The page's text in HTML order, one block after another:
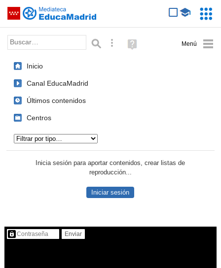
Saltar navegación
Palabra o frase: Búsqueda avanzada
Ayuda
(en
Inicio
Canal EducaMadrid
Últimos contenidos
Centros
Inicia sesión para aportar contenidos, crear listas de
reproducción...
Iniciar sesión
Contenido protegido…